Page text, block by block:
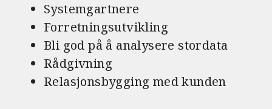
Systemgartnere
Forretningsutvikling
Bli god på å analysere stordata
Rådgivning
Relasjonsbygging med kunden